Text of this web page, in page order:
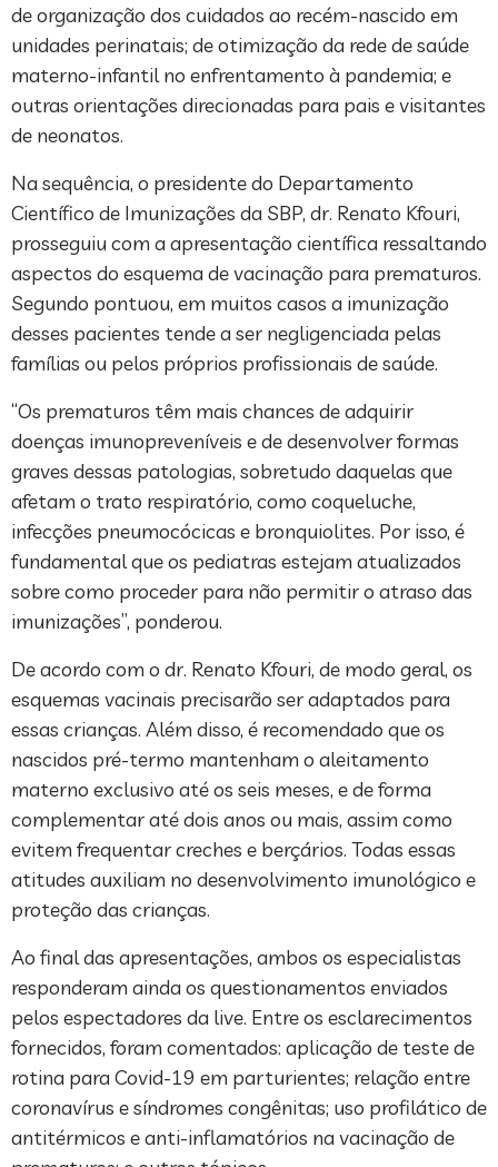
de organização dos cuidados ao recém-nascido em
unidades perinatais; de otimização da rede de saúde
materno-infantil no enfrentamento à pandemia; e
outras orientações direcionadas para pais e visitantes
de neonatos.
Na sequência, o presidente do Departamento
Científico de Imunizações da SBP, dr. Renato Kfouri,
prosseguiu com a apresentação científica ressaltando
aspectos do esquema de vacinação para prematuros.
Segundo pontuou, em muitos casos a imunização
desses pacientes tende a ser negligenciada pelas
famílias ou pelos próprios profissionais de saúde.
“Os prematuros têm mais chances de adquirir
doenças imunopreveníveis e de desenvolver formas
graves dessas patologias, sobretudo daquelas que
afetam o trato respiratório, como coqueluche,
infecções pneumocócicas e bronquiolites. Por isso, é
fundamental que os pediatras estejam atualizados
sobre como proceder para não permitir o atraso das
imunizações”, ponderou.
De acordo com o dr. Renato Kfouri, de modo geral, os
esquemas vacinais precisarão ser adaptados para
essas crianças. Além disso, é recomendado que os
nascidos pré-termo mantenham o aleitamento
materno exclusivo até os seis meses, e de forma
complementar até dois anos ou mais, assim como
evitem frequentar creches e berçários. Todas essas
atitudes auxiliam no desenvolvimento imunológico e
proteção das crianças.
Ao final das apresentações, ambos os especialistas
responderam ainda os questionamentos enviados
pelos espectadores da live. Entre os esclarecimentos
fornecidos, foram comentados: aplicação de teste de
rotina para Covid-19 em parturientes; relação entre
coronavírus e síndromes congênitas; uso profilático de
antitérmicos e anti-inflamatórios na vacinação de